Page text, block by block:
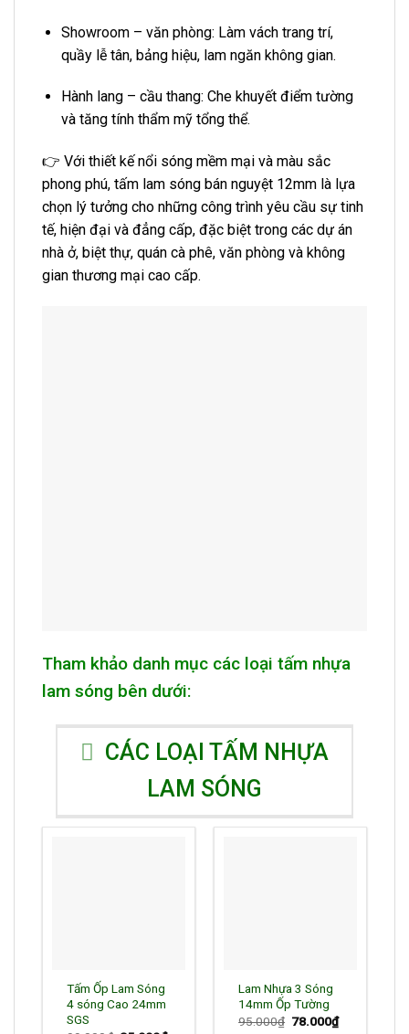
Showroom – văn phòng: Làm vách trang trí,
quầy lễ tân, bảng hiệu, lam ngăn không gian.
Hành lang – cầu thang: Che khuyết điểm tường
và tăng tính thẩm mỹ tổng thể.
👉 Với thiết kế nổi sóng mềm mại và màu sắc
phong phú, tấm lam sóng bán nguyệt 12mm là lựa
chọn lý tưởng cho những công trình yêu cầu sự tinh
tế, hiện đại và đẳng cấp, đặc biệt trong các dự án
nhà ở, biệt thự, quán cà phê, văn phòng và không
gian thương mại cao cấp.
Tham khảo danh mục các loại tấm nhựa
lam sóng bên dưới:
CÁC LOẠI TẤM NHỰA
LAM SÓNG
Tấm Ốp Lam Sóng
4 sóng Cao 24mm
SGS
Lam Nhựa 3 Sóng
14mm Ốp Tường
95.000₫ Giá
78.000₫Giá